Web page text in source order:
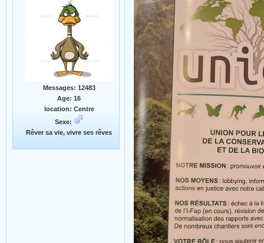
Messages: 12483
Age: 16
location: Centre
Sexe:
Rêver sa vie, vivre ses rêves